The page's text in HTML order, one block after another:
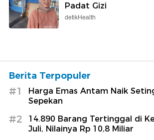
Padat Gizi
detikHealth
Berita Terpopuler
#1
Harga Emas Antam Naik
Sepekan
#2
14.890 Barang Tertinggal di
Juli, Nilainya Rp 10,8 Miliar